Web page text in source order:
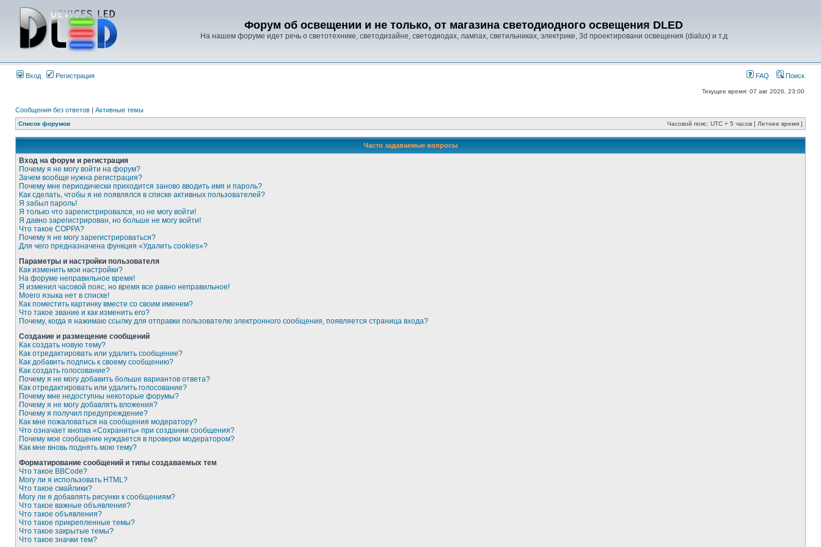
Форум об освещении и не только, от магазина светодиодного освещения DLED
На нашем форуме идет речь о светотехнике, светодизайне, светодиодах, лампах, светильниках, электрике, 3d проектировани освещения (dialux) и т.д
Вход Регистрация FAQ Поиск
Текущее время: 07 авг 2026, 23:00
Сообщения без ответов | Активные темы
Список форумов Часовой пояс: UTC + 5 часов [ Летнее время ]
Часто задаваемые вопросы
Вход на форум и регистрация
Почему я не могу войти на форум?
Зачем вообще нужна регистрация?
Почему мне периодически приходится заново вводить имя и пароль?
Как сделать, чтобы я не появлялся в списке активных пользователей?
Я забыл пароль!
Я только что зарегистрировался, но не могу войти!
Я давно зарегистрирован, но больше не могу войти!
Что такое COPPA?
Почему я не могу зарегистрироваться?
Для чего предназначена функция «Удалить cookies»?
Параметры и настройки пользователя
Как изменить мои настройки?
На форуме неправильное время!
Я изменил часовой пояс, но время все равно неправильное!
Моего языка нет в списке!
Как поместить картинку вместе со своим именем?
Что такое звание и как изменить его?
Почему, когда я нажимаю ссылку для отправки пользователю электронного сообщения, появляется страница входа?
Создание и размещение сообщений
Как создать новую тему?
Как отредактировать или удалить сообщение?
Как добавить подпись к своему сообщению?
Как создать голосование?
Почему я не могу добавить больше вариантов ответа?
Как отредактировать или удалить голосование?
Почему мне недоступны некоторые форумы?
Почему я не могу добавлять вложения?
Почему я получил предупреждение?
Как мне пожаловаться на сообщения модератору?
Что означает кнопка «Сохранить» при создании сообщения?
Почему мое сообщение нуждается в проверки модератором?
Как мне вновь поднять мою тему?
Форматирование сообщений и типы создаваемых тем
Что такое BBCode?
Могу ли я использовать HTML?
Что такое смайлики?
Могу ли я добавлять рисунки к сообщениям?
Что такое важные объявления?
Что такое объявления?
Что такое прикрепленные темы?
Что такое закрытые темы?
Что такое значки тем?